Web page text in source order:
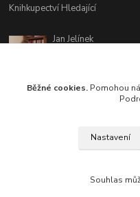
Knihkupectví Hledající
Jan Jelínek
info@hledajici.cz
Běžné cookies. Pomohou
Nastavení
Souhlas